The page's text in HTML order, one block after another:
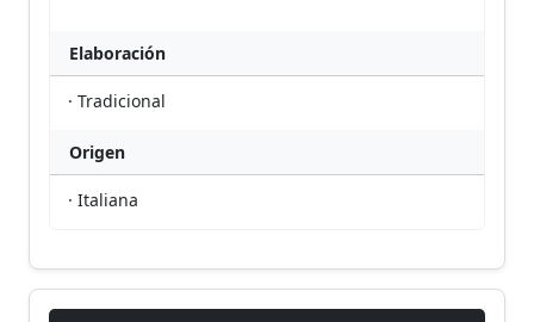
Elaboración
· Tradicional
Origen
· Italiana